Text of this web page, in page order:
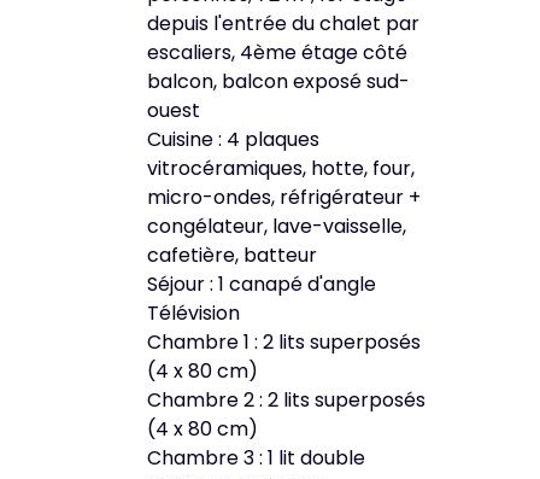
depuis l'entrée du chalet par
escaliers, 4ème étage côté
balcon, balcon exposé sud-
ouest
Cuisine : 4 plaques
vitrocéramiques, hotte, four,
micro-ondes, réfrigérateur +
congélateur, lave-vaisselle,
cafetière, batteur
Séjour : 1 canapé d'angle
Télévision
Chambre 1 : 2 lits superposés
(4 x 80 cm)
Chambre 2 : 2 lits superposés
(4 x 80 cm)
Chambre 3 : 1 lit double